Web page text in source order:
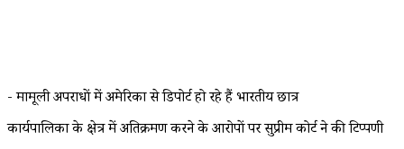
- मामूली अपराधों में अमेरिका से डिपोर्ट हो रहे हैं भारतीय छात्र
कार्यपालिका के क्षेत्र में अतिक्रमण करने के आरोपों पर सुप्रीम कोर्ट ने की टिप्पणी